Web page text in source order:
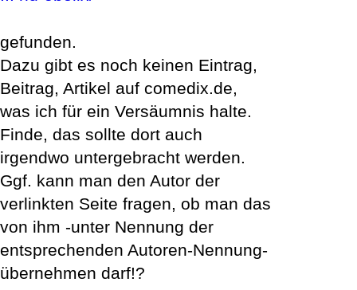
gefunden.
Dazu gibt es noch keinen Eintrag,
Beitrag, Artikel auf comedix.de,
was ich für ein Versäumnis halte.
Finde, das sollte dort auch
irgendwo untergebracht werden.
Ggf. kann man den Autor der
verlinkten Seite fragen, ob man das
von ihm -unter Nennung der
entsprechenden Autoren-Nennung-
übernehmen darf!?